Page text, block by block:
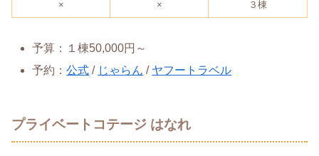
× × ３棟
予算：１棟50,000円～
予約：公式 / じゃらん / ヤフートラベル
プライベートコテージ はなれ